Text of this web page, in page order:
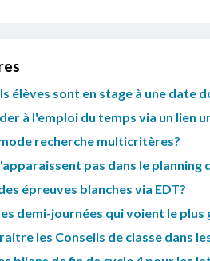
élèves sont en stage à une date
à l'emploi du temps via un lien
recherche multicritères?
pas dans le planning
épreuves blanches via EDT?
demi-journées qui voient le
les Conseils de classe dans